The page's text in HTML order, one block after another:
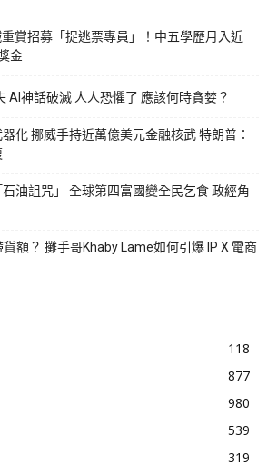
賞招募「捉逃票專員」！中五學歷月入近
金
AI神話破滅 人人恐懼了 應該何時貪婪？
化 挪威手持近萬億美元金融核武 特朗普：
油詛咒」 全球第四富國變全民乞食 政經角
額？ 攤手哥Khaby Lame如何引爆 IP X 電商
118
877
980
539
319